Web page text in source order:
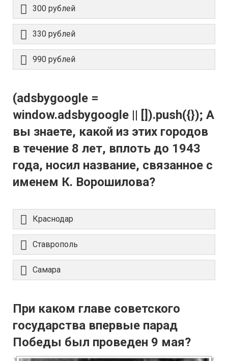
300 рублей
330 рублей
990 рублей
(adsbygoogle =
window.adsbygoogle || []).push({}); А
вы знаете, какой из этих городов
в течение 8 лет, вплоть до 1943
года, носил название, связанное с
именем К. Ворошилова?
Краснодар
Ставрополь
Самара
При каком главе советского
государства впервые парад
Победы был проведен 9 мая?